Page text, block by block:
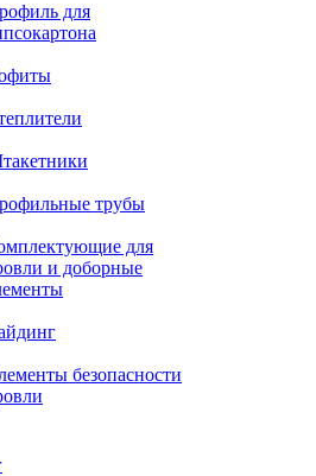
для
трубы
для
и доборные
безопасности